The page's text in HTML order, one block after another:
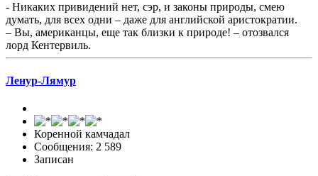
- Никаких привидений нет, сэр, и законы природы, смею
думать, для всех одни – даже для английской аристократии.
– Вы, американцы, еще так близки к природе! – отозвался
лорд Кентервиль.
Ленур-Лямур
Коренной камчадал
Сообщения: 2 589
Записан